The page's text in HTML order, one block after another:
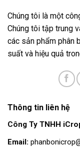
Chúng tôi là một
Chúng tôi tập trung
các sản phẩm phân
suất và hiệu quả
Thông tin liên hệ
Công Ty TNHH
Email: